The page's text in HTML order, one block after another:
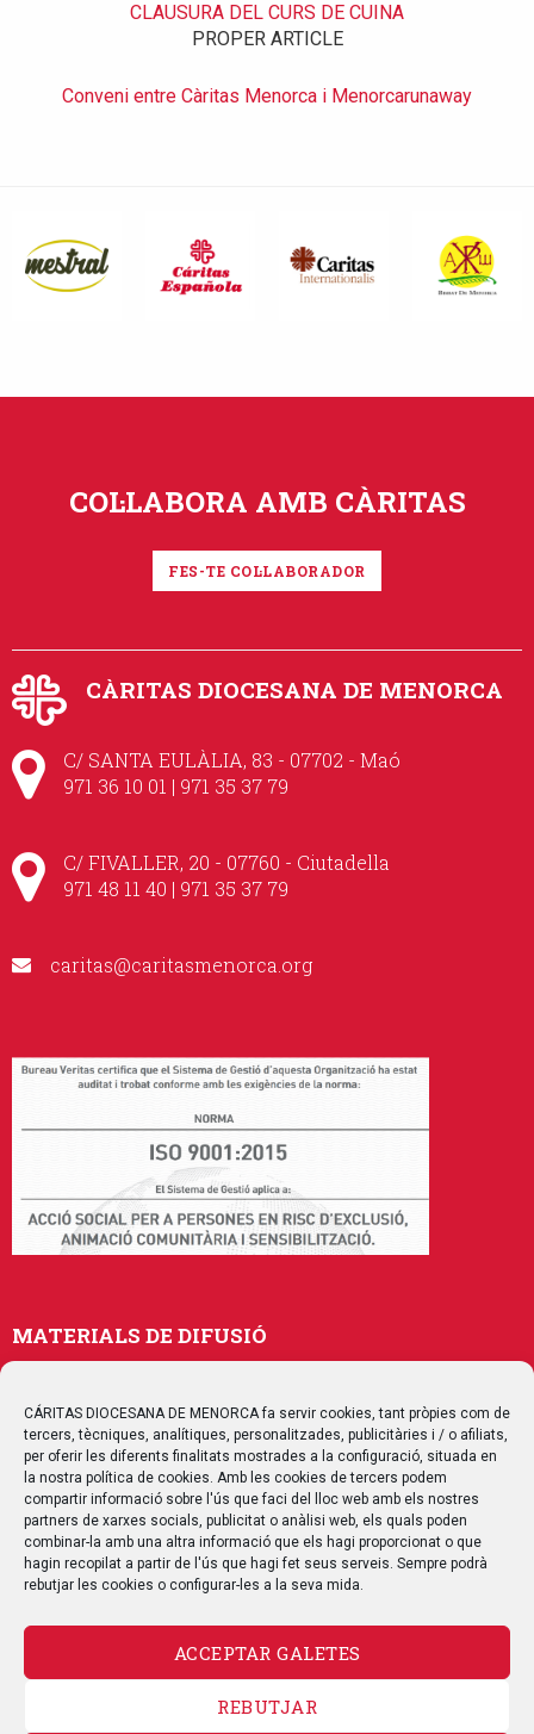
CÁRITAS DIOCESANA DE MENORCA fa servir cookies, tant pròpies com de
tercers, tècniques, analítiques, personalitzades, publicitàries i / o afiliats,
per oferir les diferents finalitats mostrades a la configuració, situada en
la nostra política de cookies. Amb les cookies de tercers podem
compartir informació sobre l'ús que faci del lloc web amb els nostres
partners de xarxes socials, publicitat o anàlisi web, els quals poden
combinar-la amb una altra informació que els hagi proporcionat o que
hagin recopilat a partir de l'ús que hagi fet seus serveis. Sempre podrà
rebutjar les cookies o configurar-les a la seva mida.
ACCEPTAR GALETES
REBUTJAR
CLAUSURA DEL CURS DE CUINA
PROPER ARTICLE
Conveni entre Càritas Menorca i Menorcarunaway
COL·LABORA AMB CÀRITAS
FES-TE COL·LABORADOR
CÀRITAS DIOCESANA DE MENORCA
C/ SANTA EULÀLIA, 83 - 07702 - Maó
971 36 10 01 | 971 35 37 79
C/ FIVALLER, 20 - 07760 - Ciutadella
971 48 11 40 | 971 35 37 79
caritas@caritasmenorca.org
MATERIALS DE DIFUSIÓ
Publicacions
Multimedia
SEGUEIX-NOS
POLÍTICA DE PRIVACITAT